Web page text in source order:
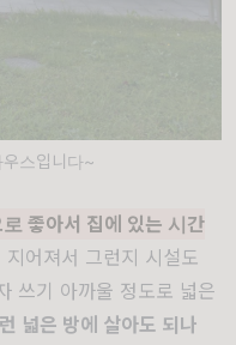
스입니다~
좋아서 집에 있는 시간
어져서 그런지 시설도
쓰기 아까울 정도로 넓은
넓은 방에 살아도 되나